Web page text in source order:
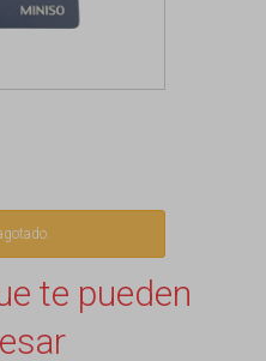
te pueden